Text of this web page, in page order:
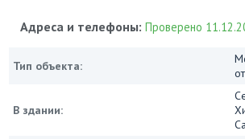
Адреса и телефоны:Проверено
Тип объекта:
В здании: